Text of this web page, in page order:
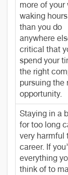
more of your
waking
than you do
anywhere
critical that
spend your
the right
pursuing the
opportunity.
Staying in a
for too long
very harmful
career. If
everything
think of to